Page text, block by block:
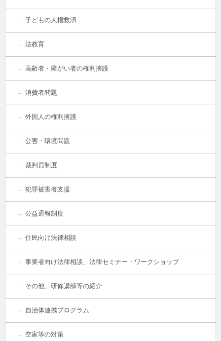
子どもの人権救済
法教育
高齢者・障がい者の権利擁護
消費者問題
外国人の権利擁護
公害・環境問題
裁判員制度
犯罪被害者支援
公益通報制度
住民向け法律相談
事業者向け法律相談、法律セミナー・ワークショップ
その他、研修講師等の紹介
自治体連携プログラム
空家等の対策